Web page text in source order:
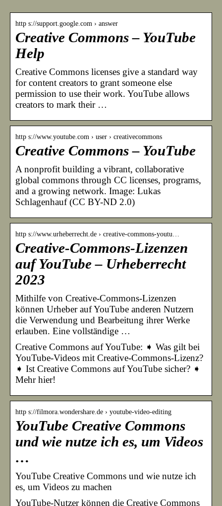
http s://support.google.com › answer
Creative Commons – YouTube
Help
Creative Commons licenses give a standard way
for content creators to grant someone else
permission to use their work. YouTube allows
creators to mark their …
http s://www.youtube.com › user › creativecommons
Creative Commons – YouTube
A nonprofit building a vibrant, collaborative
global commons through CC licenses, programs,
and a growing network. Image: Lukas
Schlagenhauf (CC BY-ND 2.0)
http s://www.urheberrecht.de › creative-commons-youtu…
Creative-Commons-Lizenzen
auf YouTube – Urheberrecht
2023
Mithilfe von Creative-Commons-Lizenzen
können Urheber auf YouTube anderen Nutzern
die Verwendung und Bearbeitung ihrer Werke
erlauben. Eine vollständige …
Creative Commons auf YouTube: ➧ Was gilt bei
YouTube-Videos mit Creative-Commons-Lizenz?
➧ Ist Creative Commons auf YouTube sicher? ➧
Mehr hier!
http s://filmora.wondershare.de › youtube-video-editing
YouTube Creative Commons
und wie nutze ich es, um Videos
…
YouTube Creative Commons und wie nutze ich
es, um Videos zu machen
YouTube-Nutzer können die Creative Commons